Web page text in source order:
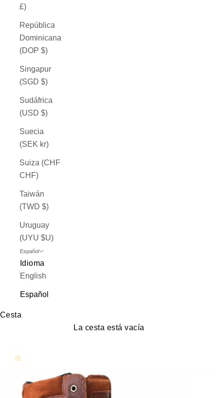
£)
República
Dominicana
(DOP $)
Singapur
(SGD $)
Sudáfrica
(USD $)
Suecia
(SEK kr)
Suiza (CHF
CHF)
Taiwán
(TWD $)
Uruguay
(UYU $U)
Español
Idioma
English
Español
Cesta
La cesta está vacía
Zoom